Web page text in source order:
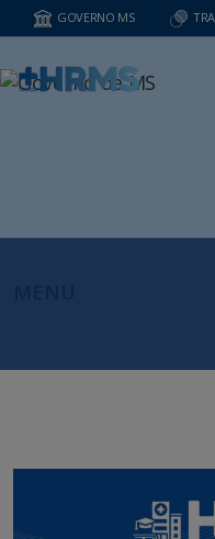
GOVERNO MS